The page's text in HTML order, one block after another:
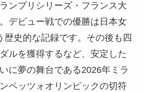
ンプリシリーズ・フランス大
デビュー戦での優勝は日本女
歴史的な記録です。その後も四
ルを獲得するなど、安定した
に夢の舞台である2026年ミラ
ペッツォオリンピックの切符